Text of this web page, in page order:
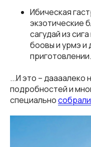
Ибическая
экзотические
сагудай из
боовы и урмэ и
приготовлении.
...И это –
подробностей и
специально